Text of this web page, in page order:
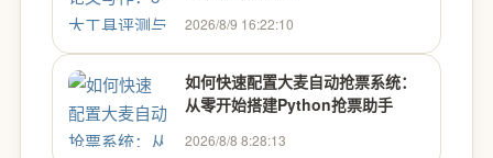
2026/8/9 16:22:10
如何快速配置大麦自动抢票系统：
从零开始搭建Python抢票助手
2026/8/8 8:28:13